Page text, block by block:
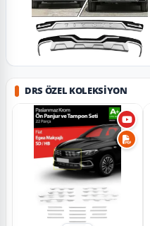
DRS ÖZEL KOLEKSIYON